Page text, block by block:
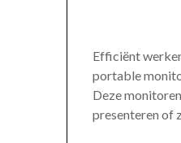
Efficiënt
portable
Deze
presenteren of